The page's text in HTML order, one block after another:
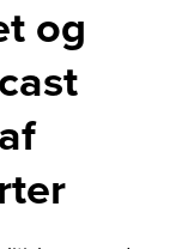
og